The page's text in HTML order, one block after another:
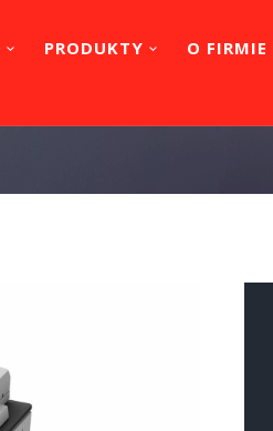
PRODUKTY O FIRMIE